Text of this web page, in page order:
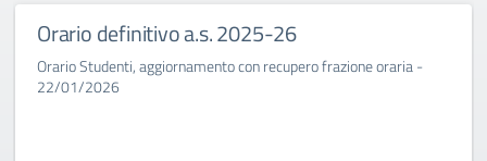
Orario definitivo a.s. 2025-26
Orario Studenti, aggiornamento con recupero frazione oraria -
22/01/2026